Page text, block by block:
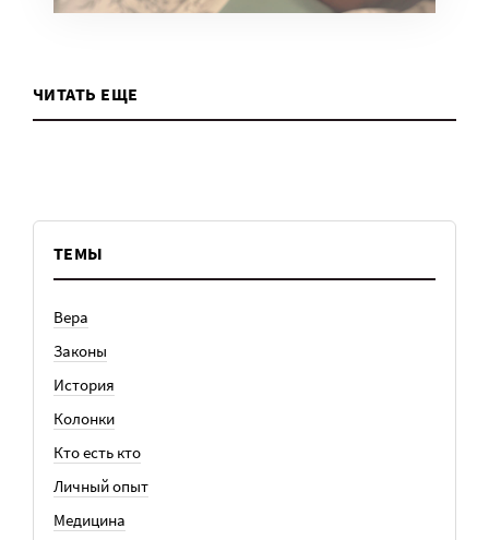
ЧИТАТЬ ЕЩЕ
ТЕМЫ
Вера
Законы
История
Колонки
Кто есть кто
Личный опыт
Медицина